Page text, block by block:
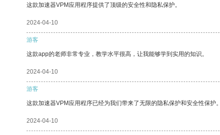
这款加速器VPM应用程序提供了顶级的安全性和隐私保护。
2024-04-10
游客
这款app的老师非常专业，教学水平很高，让我能够学到实用的知识。
2024-04-10
游客
这款加速器VPM应用程序已经为我们带来了无限的隐私保护和安全性保护
2024-04-10